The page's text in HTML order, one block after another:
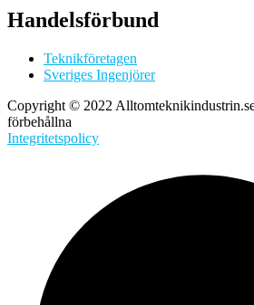
Handelsförbund
Teknikföretagen
Sveriges Ingenjörer
Copyright © 2022
förbehållna
Integritetspolicy